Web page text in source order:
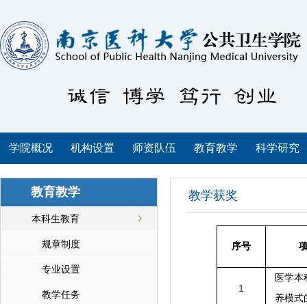
学院概况 机构设置 师资队伍 教育教学 科学研究
教育教学
本科生教育
规章制度
专业设置
教学任务
教学获奖
序号
1
医学
养模式